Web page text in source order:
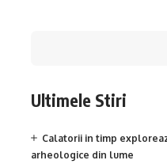
Ultimele Stiri
Calatorii in timp
arheologice din lume